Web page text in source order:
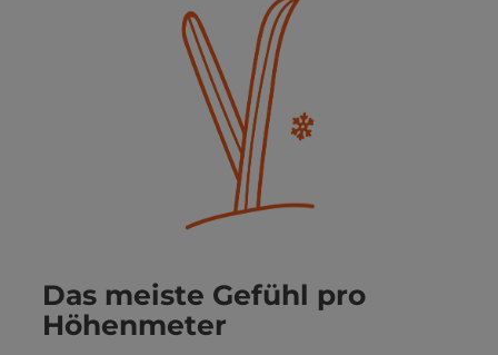
Das meiste Gefühl pro
Höhenmeter